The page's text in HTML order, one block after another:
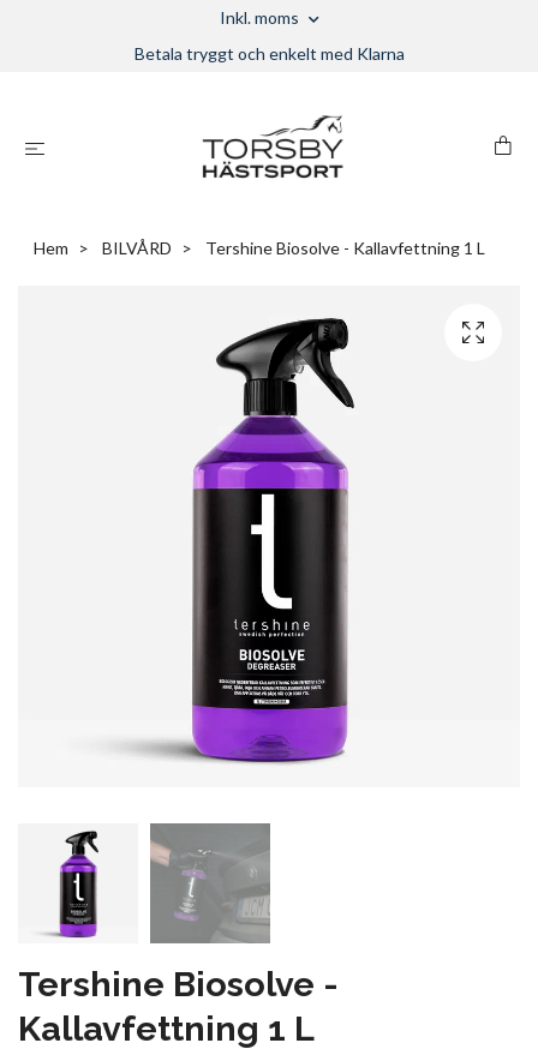
Inkl. moms
Betala tryggt och enkelt med Klarna
Hem BILVÅRD Tershine Biosolve - Kallavfettning 1 L
Tershine Biosolve -
Kallavfettning 1 L